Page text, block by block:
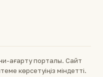
ағарту порталы. Сайт
көрсетуіңіз міндетті.